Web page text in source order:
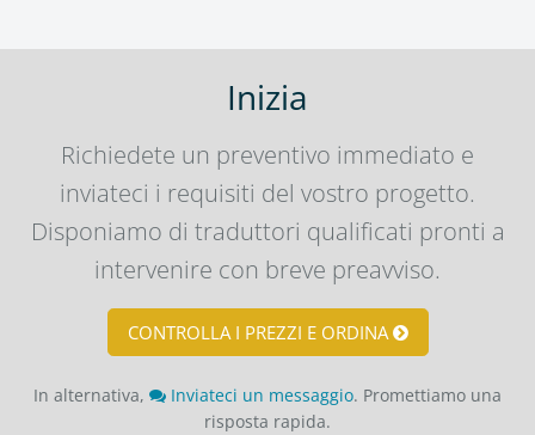
Inizia
Richiedete un preventivo immediato e
inviateci i requisiti del vostro progetto.
Disponiamo di traduttori qualificati pronti a
intervenire con breve preavviso.
CONTROLLA I PREZZI E ORDINA
In alternativa, Inviateci un messaggio. Promettiamo una
risposta rapida.